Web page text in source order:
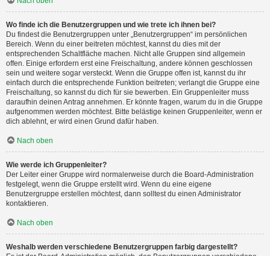
Wo finde ich die Benutzergruppen und wie trete ich ihnen bei?
Du findest die Benutzergruppen unter „Benutzergruppen“ im persönlichen
Bereich. Wenn du einer beitreten möchtest, kannst du dies mit der
entsprechenden Schaltfläche machen. Nicht alle Gruppen sind allgemein
offen. Einige erfordern erst eine Freischaltung, andere können geschlossen
sein und weitere sogar versteckt. Wenn die Gruppe offen ist, kannst du ihr
einfach durch die entsprechende Funktion beitreten; verlangt die Gruppe eine
Freischaltung, so kannst du dich für sie bewerben. Ein Gruppenleiter muss
daraufhin deinen Antrag annehmen. Er könnte fragen, warum du in die Gruppe
aufgenommen werden möchtest. Bitte belästige keinen Gruppenleiter, wenn er
dich ablehnt, er wird einen Grund dafür haben.
Nach oben
Wie werde ich Gruppenleiter?
Der Leiter einer Gruppe wird normalerweise durch die Board-Administration
festgelegt, wenn die Gruppe erstellt wird. Wenn du eine eigene
Benutzergruppe erstellen möchtest, dann solltest du einen Administrator
kontaktieren.
Nach oben
Weshalb werden verschiedene Benutzergruppen farbig dargestellt?